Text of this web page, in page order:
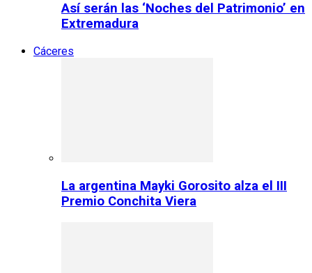
Así serán las ‘Noches del Patrimonio’ en
Extremadura
Cáceres
La argentina Mayki Gorosito alza el III
Premio Conchita Viera